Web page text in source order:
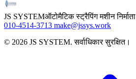
JS SYSTEMऑटोमैटिक स्ट्रैपिंग मशीन निर्माता
010-4514-3713 make@jssys.work
© 2026 JS SYSTEM.सर्वाधिकार सुरक्षित।